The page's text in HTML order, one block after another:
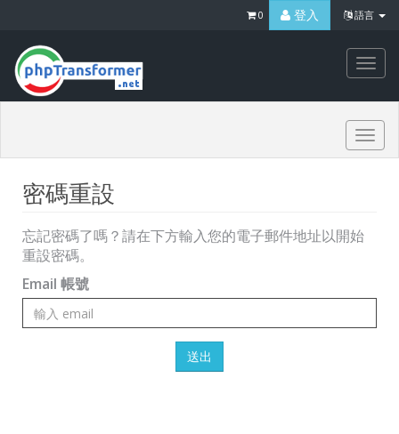
語言
登入
0
密碼重設
忘記密碼了嗎？請在下方輸入您的電子郵件地址以開始
重設密碼。
Email 帳號
送出